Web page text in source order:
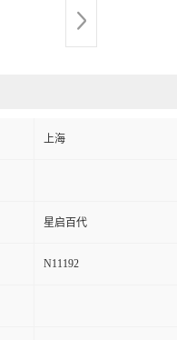
上海
星启百代
N11192